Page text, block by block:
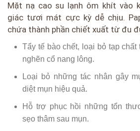
Mặt nạ cao su lạnh ôm khít vào
giác tươi mát cực kỳ dễ chịu.
chứa thành phần chiết xuất từ đu
Tẩy tế bào chết, loại bỏ tạp chất
nghẽn cổ nang lông.
Loại bỏ những tác nhân gây
diệt mụn hiệu quả.
Hỗ trợ phục hồi những tổn
sẹo thâm sau mụn.